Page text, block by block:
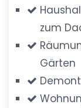
zum
Gärten